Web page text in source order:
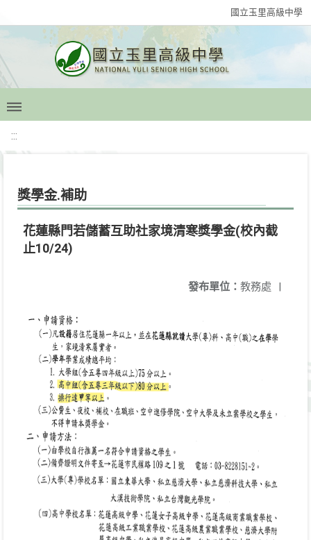
國立玉里高級中學
:::
獎學金.補助
花蓮縣門若儲蓄互助社家境清寒獎學金(校內截
止10/24)
發布單位： 教務處 |